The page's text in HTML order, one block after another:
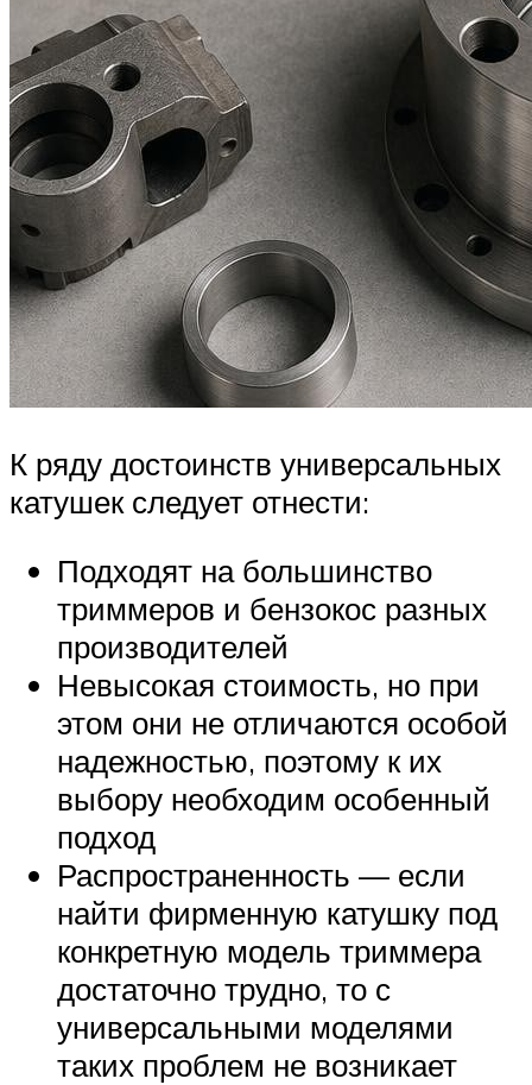
К ряду достоинств универсальных
катушек следует отнести:
Подходят на большинство
триммеров и бензокос разных
производителей
Невысокая стоимость, но при
этом они не отличаются особой
надежностью, поэтому к их
выбору необходим особенный
подход
Распространенность — если
найти фирменную катушку под
конкретную модель триммера
достаточно трудно, то с
универсальными моделями
таких проблем не возникает